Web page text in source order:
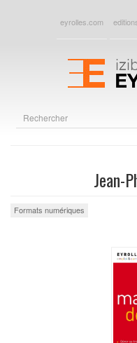
eyrolles.com
Jean-
Formats numériques